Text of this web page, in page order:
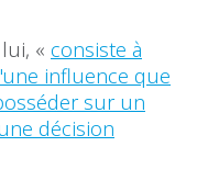
« consiste à
influence que
sur un
décision